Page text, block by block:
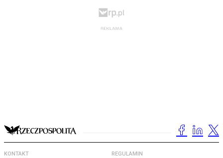
KONTAKT REGULAMIN